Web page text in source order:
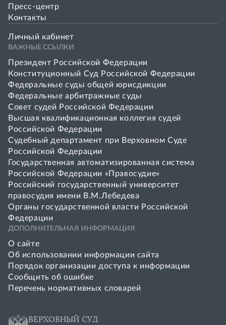
Пресс-центр
Контакты
Личный кабинет
ВАЖНЫЕ ССЫЛКИ
Президент Российской Федерации
Конституционный Суд Российской Федерации
Федеральные суды общей юрисдикции
Федеральные арбитражные суды
Совет cудей Российской Федерации
Высшая квалификационная коллегия судей
Российской Федерации
Судебный департамент при Верховном Суде
Российской Федерации
Государственная автоматизированная система
Российской Федерации «Правосудие»
Pоссийский государственный университет
правосудия имени В.М.Лебедева
Органы государственной власти Российской
Федерации
ДОПОЛНИТЕЛЬНАЯ ИНФОРМАЦИЯ
О сайте
Об использовании информации сайта
Порядок организации доступа к информации
Сообщить об ошибке
Перечень нормативных словарей
ВЕРХОВНЫЙ СУД